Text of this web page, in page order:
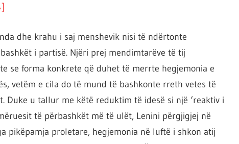
dhe krahu i saj menshevik nisi të ndërtonte
i partisë. Njëri prej mendimtarëve të tij
se forma konkrete që duhet të merrte hegjemonia e
vetëm e cila do të mund të bashkonte rreth vetes të
u tallur me këtë reduktim të idesë si një ‘reaktiv i
të përbashkët më të ulët, Lenini përgjigjej në
pikëpamja proletare, hegjemonia në luftë i shkon atij